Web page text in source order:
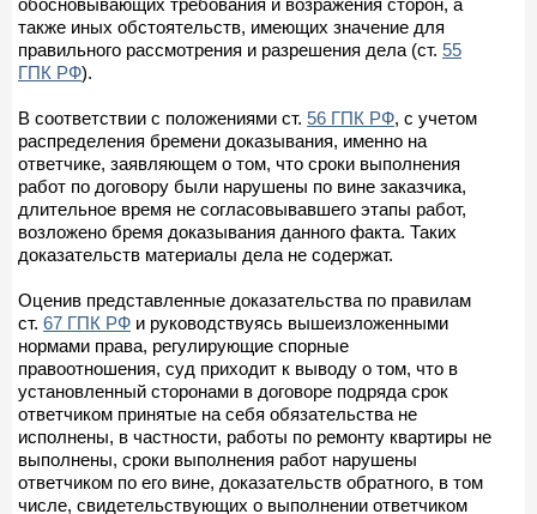
также иных обстоятельств, имеющих значение для
правильного рассмотрения и разрешения дела (ст. 55
ГПК РФ).
В соответствии с положениями ст. 56 ГПК РФ, с учетом
распределения бремени доказывания, именно на
ответчике, заявляющем о том, что сроки выполнения
работ по договору были нарушены по вине заказчика,
длительное время не согласовывавшего этапы работ,
возложено бремя доказывания данного факта. Таких
доказательств материалы дела не содержат.
Оценив представленные доказательства по правилам
ст. 67 ГПК РФ и руководствуясь вышеизложенными
нормами права, регулирующие спорные
правоотношения, суд приходит к выводу о том, что в
установленный сторонами в договоре подряда срок
ответчиком принятые на себя обязательства не
исполнены, в частности, работы по ремонту квартиры не
выполнены, сроки выполнения работ нарушены
ответчиком по его вине, доказательств обратного, в том
числе, свидетельствующих о выполнении ответчиком